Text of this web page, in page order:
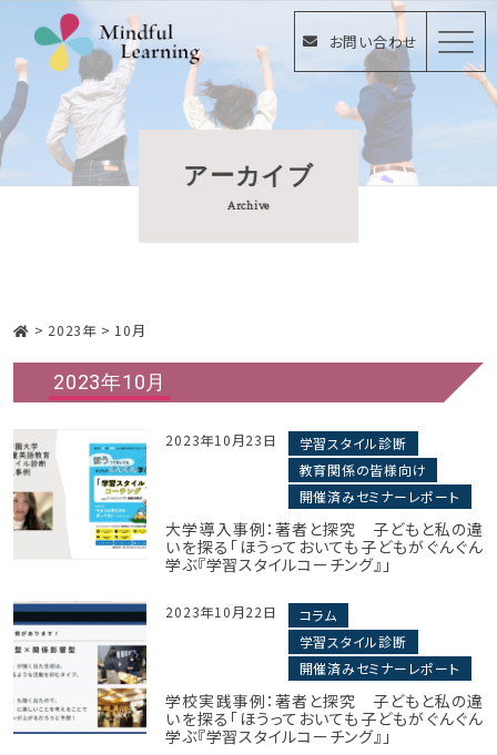
お問い合わせ
アーカイブ
Archive
> 2023年> 10月
2023年10月
2023年10月23日
学習スタイル診断
教育関係の皆様向け
開催済みセミナーレポート
大学導入事例：著者と探究 子どもと私の違
いを探る「ほうっておいても子どもがぐんぐん
学ぶ『学習スタイルコーチング』」
2023年10月22日
コラム
学習スタイル診断
開催済みセミナーレポート
学校実践事例：著者と探究 子どもと私の違
いを探る「ほうっておいても子どもがぐんぐん
学ぶ『学習スタイルコーチング』」